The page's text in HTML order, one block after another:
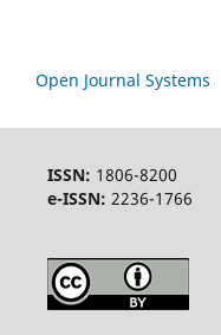
Open Journal Systems
ISSN: 1806-8200
e-ISSN: 2236-1766